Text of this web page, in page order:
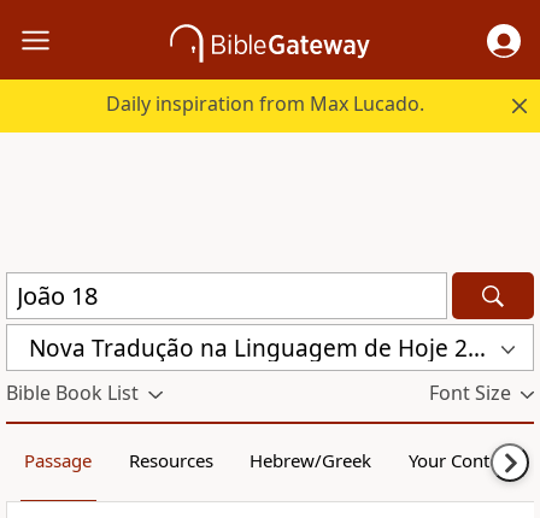
Daily inspiration from Max Lucado.
Nova Traduҫão na Linguagem de Hoje 2000 (NTLH)
Bible Book List Font Size
Passage Resources Hebrew/Greek Your Content